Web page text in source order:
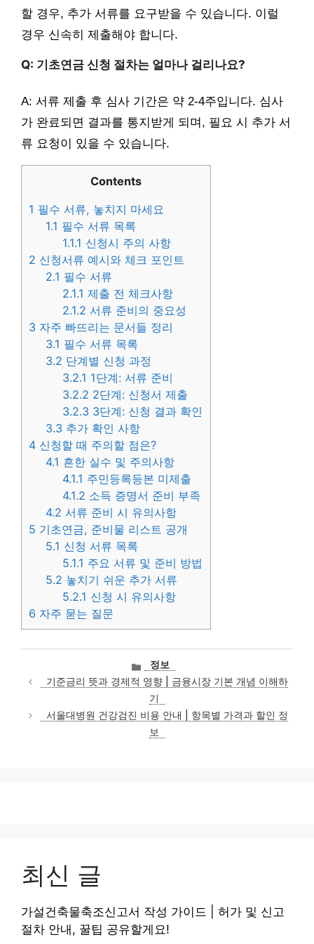
할 경우, 추가 서류를 요구받을 수 있습니다. 이럴
경우 신속히 제출해야 합니다.
Q: 기초연금 신청 절차는 얼마나 걸리나요?
A: 서류 제출 후 심사 기간은 약 2-4주입니다. 심사
가 완료되면 결과를 통지받게 되며, 필요 시 추가 서
류 요청이 있을 수 있습니다.
Contents
1 필수 서류, 놓치지 마세요
1.1 필수 서류 목록
1.1.1 신청시 주의 사항
2 신청서류 예시와 체크 포인트
2.1 필수 서류
2.1.1 제출 전 체크사항
2.1.2 서류 준비의 중요성
3 자주 빠뜨리는 문서들 정리
3.1 필수 서류 목록
3.2 단계별 신청 과정
3.2.1 1단계: 서류 준비
3.2.2 2단계: 신청서 제출
3.2.3 3단계: 신청 결과 확인
3.3 추가 확인 사항
4 신청할 때 주의할 점은?
4.1 흔한 실수 및 주의사항
4.1.1 주민등록등본 미제출
4.1.2 소득 증명서 준비 부족
4.2 서류 준비 시 유의사항
5 기초연금, 준비물 리스트 공개
5.1 신청 서류 목록
5.1.1 주요 서류 및 준비 방법
5.2 놓치기 쉬운 추가 서류
5.2.1 신청 시 유의사항
6 자주 묻는 질문
카
테
고
리
정보
기준금리 뜻과 경제적 영향 | 금융시장 기본 개념 이해하
기
서울대병원 건강검진 비용 안내 | 항목별 가격과 할인 정
보
최신 글
가설건축물축조신고서 작성 가이드 | 허가 및 신고
절차 안내, 꿀팁 공유할게요!